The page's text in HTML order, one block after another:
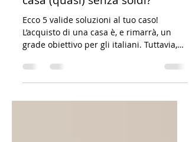
Puoi veramente comprare
casa (quasi) senza soldi?
Ecco 5 valide soluzioni al tuo caso!
grade obiettivo per gli italiani. Tuttavia,
importanti...